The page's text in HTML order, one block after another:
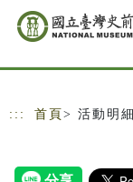
跳到主要內容
網站導覽
::: 首頁 > 活動明細